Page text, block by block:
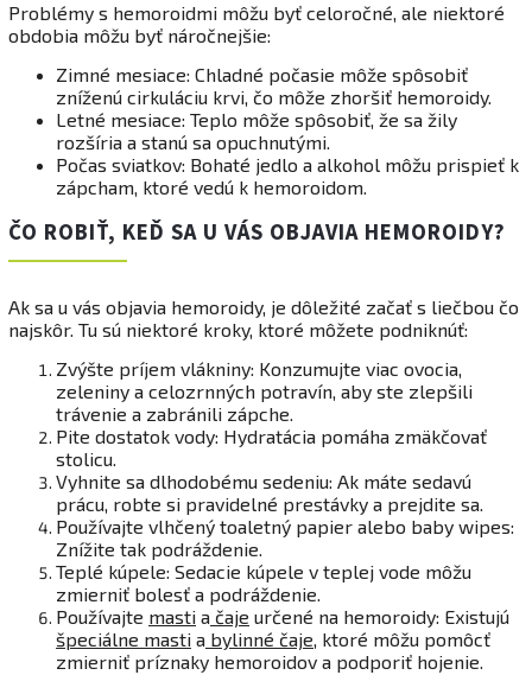
Problémy s hemoroidmi môžu byť celoročné, ale niektoré
obdobia môžu byť náročnejšie:
Zimné mesiace: Chladné počasie môže spôsobiť
zníženú cirkuláciu krvi, čo môže zhoršiť hemoroidy.
Letné mesiace: Teplo môže spôsobiť, že sa žily
rozšíria a stanú sa opuchnutými.
Počas sviatkov: Bohaté jedlo a alkohol môžu prispieť k
zápcham, ktoré vedú k hemoroidom.
ČO ROBIŤ, KEĎ SA U VÁS OBJAVIA HEMOROIDY?
Ak sa u vás objavia hemoroidy, je dôležité začať s liečbou čo
najskôr. Tu sú niektoré kroky, ktoré môžete podniknúť:
Zvýšte príjem vlákniny: Konzumujte viac ovocia,
zeleniny a celozrnných potravín, aby ste zlepšili
trávenie a zabránili zápche.
Pite dostatok vody: Hydratácia pomáha zmäkčovať
stolicu.
Vyhnite sa dlhodobému sedeniu: Ak máte sedavú
prácu, robte si pravidelné prestávky a prejdite sa.
Používajte vlhčený toaletný papier alebo baby wipes:
Znížite tak podráždenie.
Teplé kúpele: Sedacie kúpele v teplej vode môžu
zmierniť bolesť a podráždenie.
Používajte masti a čaje určené na hemoroidy: Existujú
špeciálne masti a bylinné čaje, ktoré môžu pomôcť
zmierniť príznaky hemoroidov a podporiť hojenie.